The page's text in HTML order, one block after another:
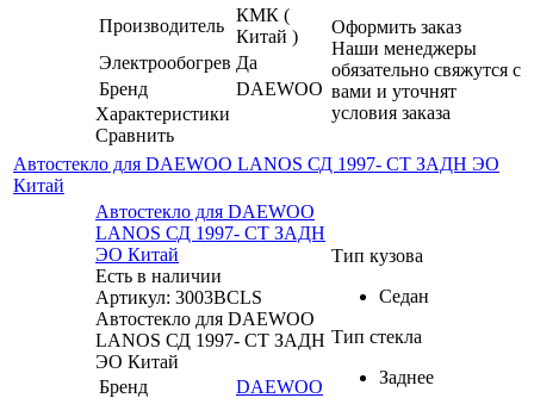
Производитель
КМК (
Китай )
Электрообогрев Да
Бренд
DAEWOO
Характеристики
Сравнить
Оформить заказ
Наши менеджеры
обязательно свяжутся с
вами и уточнят
условия заказа
Автостекло для DAEWOO LANOS СД 1997- СТ ЗАДН ЭО
Китай
Автостекло для DAEWOO
LANOS СД 1997- СТ ЗАДН
ЭО Китай
Есть в наличии
Артикул: 3003BCLS
Автостекло для DAEWOO
LANOS СД 1997- СТ ЗАДН
ЭО Китай
Бренд
DAEWOO
Тип кузова
Седан
Тип стекла
Заднее